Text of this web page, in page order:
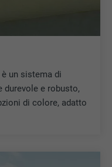
un sistema di
durevole e robusto,
di colore, adatto
di sicurezza su base